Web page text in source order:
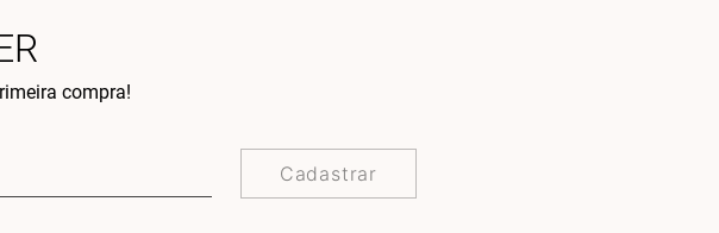
compra!
Cadastrar